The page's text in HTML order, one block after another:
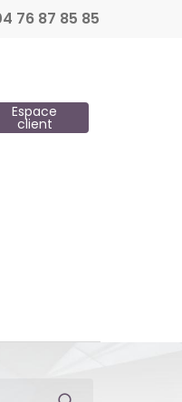
76 87 85 85
Espace
client